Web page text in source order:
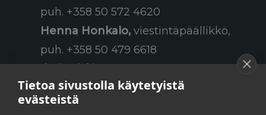
puh. +358 50 572 4620
Henna Honkalo, viestintäpäällikkö,
puh. +358 50 479 6618
tapahtumakoordinaattori,
puh. +358 45 130 3832
Tietoa sivustolla käytetyistä
evästeistä